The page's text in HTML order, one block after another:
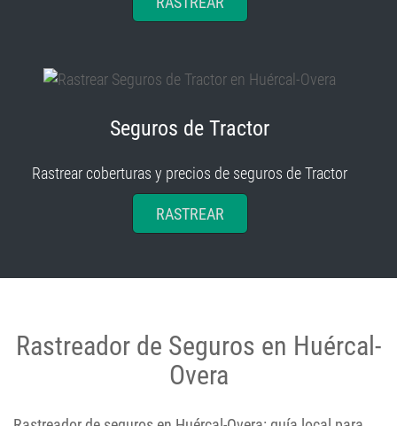
Rastrear coberturas y precios de seguros de Tractor
RASTREAR
Overa